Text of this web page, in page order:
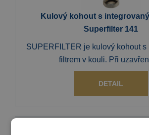
Kulový kohout s
Superfilter 141
SUPERFILTER je kulový kohout s
filtrem v kouli. Při
DETAIL